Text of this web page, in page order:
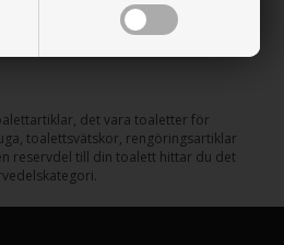
det vara toaletter för
toalettsvätskor, rengöringsartiklar
reservdel till din toalett hittar du det